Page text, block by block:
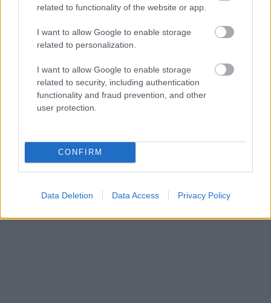
related to functionality of the website or app.
I want to allow Google to enable storage
related to personalization.
I want to allow Google to enable storage
related to security, including authentication
functionality and fraud prevention, and other
user protection.
CONFIRM
Data Deletion Data Access Privacy Policy
Μέγαρο Μουσικής Αθηνών
Βασ. Σοφίας και
Κόκκαλη, τηλ.: 210 7282333
ΣΧΕΤΙΚΑ LINKS
Το site του Μεγάρου Μουσικής Αθηνών